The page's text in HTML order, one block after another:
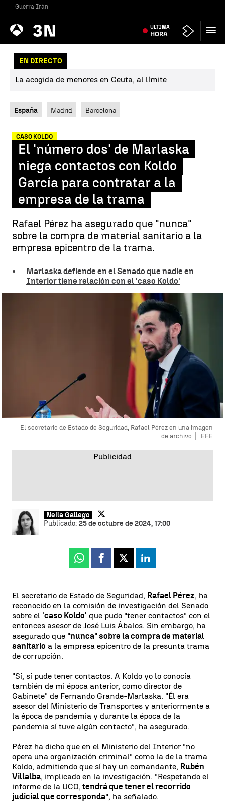
Guerra Irán
Antena
3 Noticias ÚLTIMA
HORA
EN DIRECTO
La acogida de menores en Ceuta, al límite
España Madrid Barcelona
CASO KOLDO
El 'número dos' de Marlaska
niega contactos con Koldo
García para contratar a la
empresa de la trama
Rafael Pérez ha asegurado que "nunca"
sobre la compra de material sanitario a la
empresa epicentro de la trama.
Marlaska defiende en el Senado que nadie en
Interior tiene relación con el 'caso Koldo'
El secretario de Estado de Seguridad, Rafael Pérez en una imagen
de archivo
EFE
Neila Gallego
Publicado: 25 de octubre de 2024, 17:00
Whatsapp
Facebook
X Linkedin
El secretario de Estado de Seguridad, Rafael Pérez, ha
reconocido en la comisión de investigación del Senado
sobre el 'caso Koldo' que pudo "tener contactos" con el
entonces asesor de José Luis Ábalos. Sin embargo, ha
asegurado que "nunca" sobre la compra de material
sanitario a la empresa epicentro de la presunta trama
de corrupción.
"Sí, sí pude tener contactos. A Koldo yo lo conocía
también de mi época anterior, como director de
Gabinete" de Fernando Grande-Marlaska. "Él era
asesor del Ministerio de Transportes y anteriormente a
la época de pandemia y durante la época de la
pandemia sí tuve algún contacto", ha asegurado.
Pérez ha dicho que en el Ministerio del Interior "no
opera una organización criminal" como la de la trama
Koldo, admitiendo que sí hay un comandante, Rubén
Villalba, implicado en la investigación. "Respetando el
informe de la UCO, tendrá que tener el recorrido
judicial que corresponda", ha señalado.